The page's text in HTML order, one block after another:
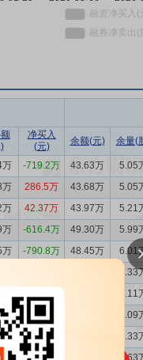
净买入
(元)
余额(元) 余量(
万 -719.2万 43.63万 5.05
万 286.5万 43.68万 5.05
万 42.37万 43.97万 5.21
万 -616.4万 49.30万 5.99
万 -790.8万 48.45万 6.01
6.33
6.11
-327.8万 6.09
-464.9万 5.33
-595.1万 5.63